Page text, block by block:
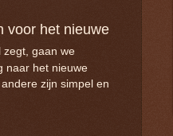
voor het nieuwe
zegt, gaan we
naar het nieuwe
zijn simpel en